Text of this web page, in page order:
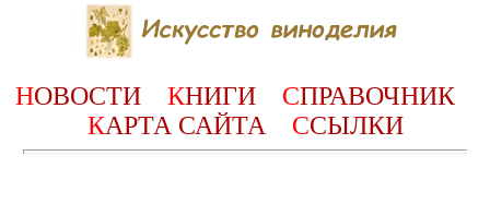
НОВОСТИ КНИГИ СПРАВОЧНИК
КАРТА САЙТА ССЫЛКИ